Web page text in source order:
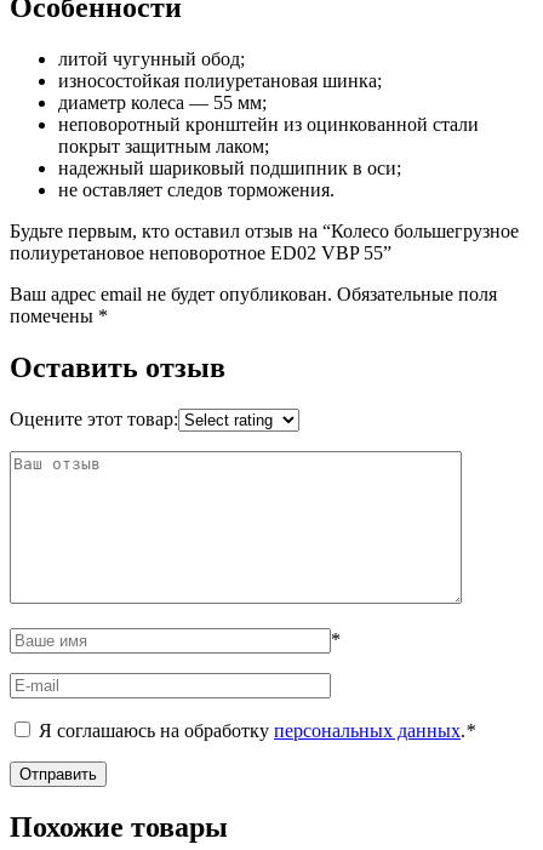
Особенности
литой чугунный обод;
износостойкая полиуретановая шинка;
диаметр колеса — 55 мм;
неповоротный кронштейн из оцинкованной стали
покрыт защитным лаком;
надежный шариковый подшипник в оси;
не оставляет следов торможения.
Будьте первым, кто оставил отзыв на “Колесо большегрузное
полиуретановое неповоротное ED02 VBP 55”
Ваш адрес email не будет опубликован. Обязательные поля
помечены *
Оставить отзыв
Оцените этот товар:
*
Я соглашаюсь на обработку персональных данных.*
Похожие товары